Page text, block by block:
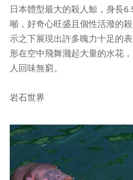
日本體型最大的殺人鯨，身長
噸，好奇心旺盛且個性活潑的
示之下展現出許多魄力十足的
形在空中飛舞濺起大量的水花
人回味無窮。
岩石世界